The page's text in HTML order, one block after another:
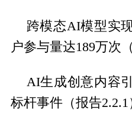
跨模态AI模型实
户参与量达189万次
AI生成创意内容
标杆事件（报告2.2.1